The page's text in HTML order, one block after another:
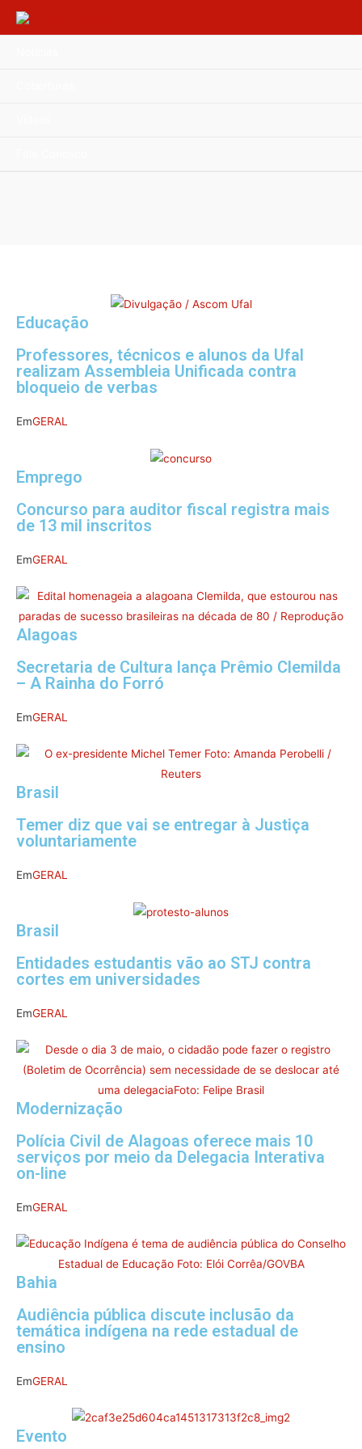
Educação
Professores, técnicos e alunos da Ufal
realizam Assembleia Unificada contra
bloqueio de verbas
EmGERAL
Emprego
Concurso para auditor fiscal registra mais
de 13 mil inscritos
EmGERAL
Alagoas
Secretaria de Cultura lança Prêmio Clemilda
– A Rainha do Forró
EmGERAL
Brasil
Temer diz que vai se entregar à Justiça
voluntariamente
EmGERAL
Brasil
Entidades estudantis vão ao STJ contra
cortes em universidades
EmGERAL
Modernização
Polícia Civil de Alagoas oferece mais 10
serviços por meio da Delegacia Interativa
on-line
EmGERAL
Bahia
Audiência pública discute inclusão da
temática indígena na rede estadual de
ensino
EmGERAL
Evento